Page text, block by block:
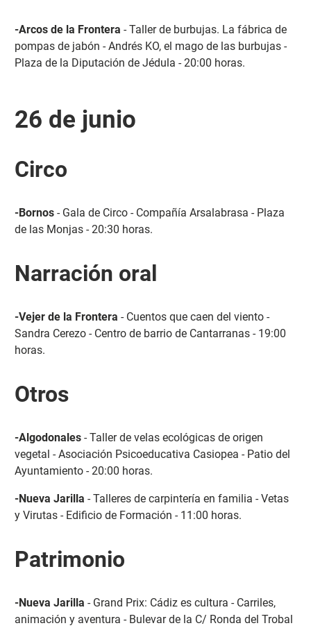
-Arcos de la Frontera - Taller de burbujas. La fábrica de
pompas de jabón - Andrés KO, el mago de las burbujas -
Plaza de la Diputación de Jédula - 20:00 horas.
26 de junio
Circo
-Bornos- Gala de Circo - Compañía Arsalabrasa - Plaza
de las Monjas - 20:30 horas.
Narración oral
-Vejer de la Frontera - Cuentos que caen del viento -
Sandra Cerezo - Centro de barrio de Cantarranas - 19:00
horas.
Otros
-Algodonales- Taller de velas ecológicas de origen
vegetal - Asociación Psicoeducativa Casiopea - Patio del
Ayuntamiento - 20:00 horas.
-Nueva Jarilla - Talleres de carpintería en familia - Vetas
y Virutas - Edificio de Formación - 11:00 horas.
Patrimonio
-Nueva Jarilla - Grand Prix: Cádiz es cultura - Carriles,
animación y aventura - Bulevar de la C/ Ronda del Trobal